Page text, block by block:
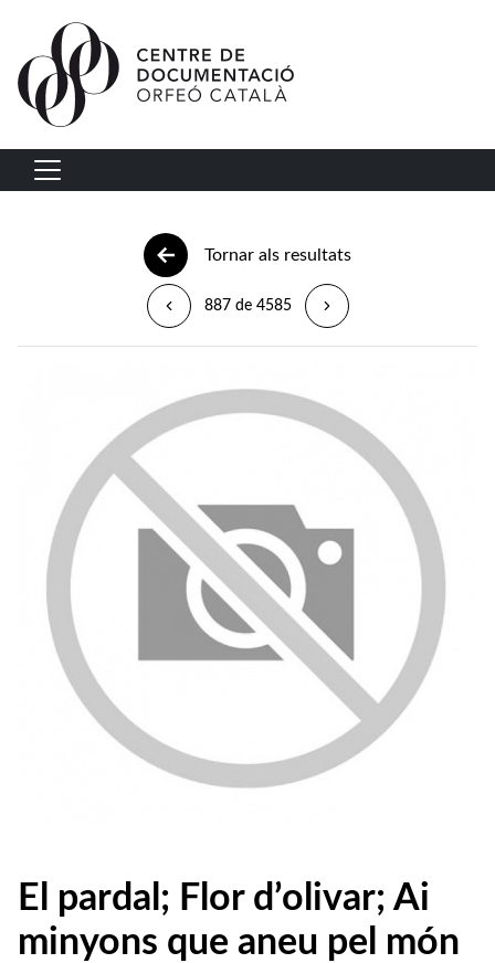
Vés al contingut
Navegació principal
Tornar als resultats
887 de 4585
El pardal; Flor d’olivar; Ai
minyons que aneu pel món